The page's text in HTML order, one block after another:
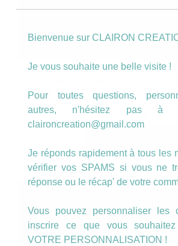
manchette
17.00
Bienvenue sur CLAIRON
Je vous souhaite une belle visite !
Pour toutes questions,
autres, n'hésitez pas à
claironcreation@gmail.com
Je réponds rapidement à tous les
vérifier vos SPAMS si vous ne
réponse ou le récap' de votre
Vous pouvez personnaliser les
inscrire ce que vous
VOTRE PERSONNALISATION !